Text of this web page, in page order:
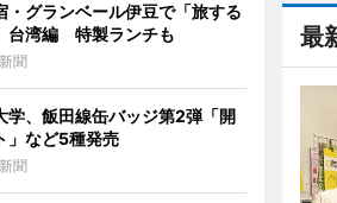
最
・グランベール伊豆で「旅する
台湾編 特製ランチも
聞
学、飯田線缶バッジ第2弾「開
」など5種発売
聞